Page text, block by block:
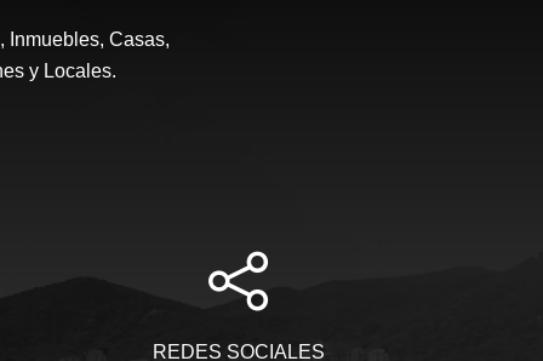
Inmuebles, Casas,
y Locales.
REDES SOCIALES